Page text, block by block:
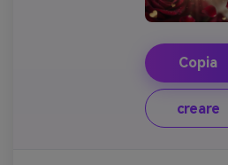
Copia
creare